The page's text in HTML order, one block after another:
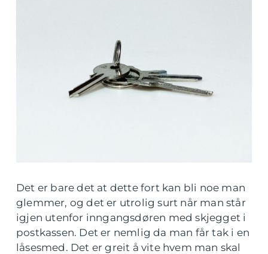
Det er bare det at dette fort kan bli noe man
glemmer, og det er utrolig surt når man står
igjen utenfor inngangsdøren med skjegget i
postkassen. Det er nemlig da man får tak i en
låsesmed. Det er greit å vite hvem man skal